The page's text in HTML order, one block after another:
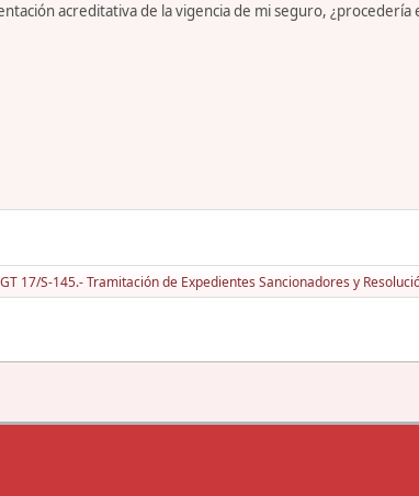
acreditativa de la vigencia de mi seguro,
17/S-145.- Tramitación de Expedientes Sancionadores y